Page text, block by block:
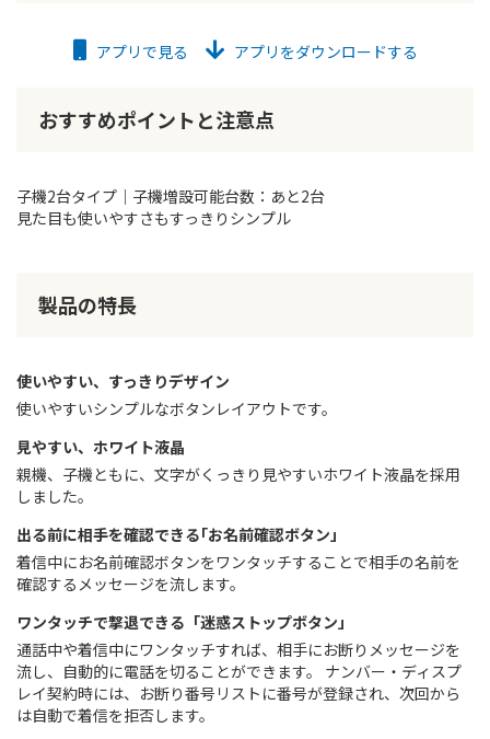
アプリで見る アプリをダウンロードする
おすすめポイントと注意点
子機2台タイプ｜子機増設可能台数：あと2台
見た目も使いやすさもすっきりシンプル
製品の特長
使いやすい、すっきりデザイン
使いやすいシンプルなボタンレイアウトです。
見やすい、ホワイト液晶
親機、子機ともに、文字がくっきり見やすいホワイト液晶を採用
しました。
出る前に相手を確認できる｢お名前確認ボタン」
着信中にお名前確認ボタンをワンタッチすることで相手の名前を
確認するメッセージを流します。
ワンタッチで撃退できる「迷惑ストップボタン」
通話中や着信中にワンタッチすれば、相手にお断りメッセージを
流し、自動的に電話を切ることができます。 ナンバー・ディスプ
レイ契約時には、お断り番号リストに番号が登録され、次回から
は自動で着信を拒否します。